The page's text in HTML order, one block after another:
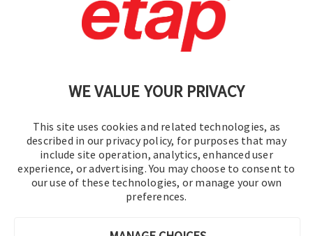
WE VALUE YOUR PRIVACY
This site uses cookies and related technologies, as
described in our privacy policy, for purposes that may
include site operation, analytics, enhanced user
experience, or advertising. You may choose to consent to
our use of these technologies, or manage your own
preferences.
이용 약관 | 개인정보처리방침
© 2016-2026 오퍼레이션 테크놀로지, Inc.
판권 소유.